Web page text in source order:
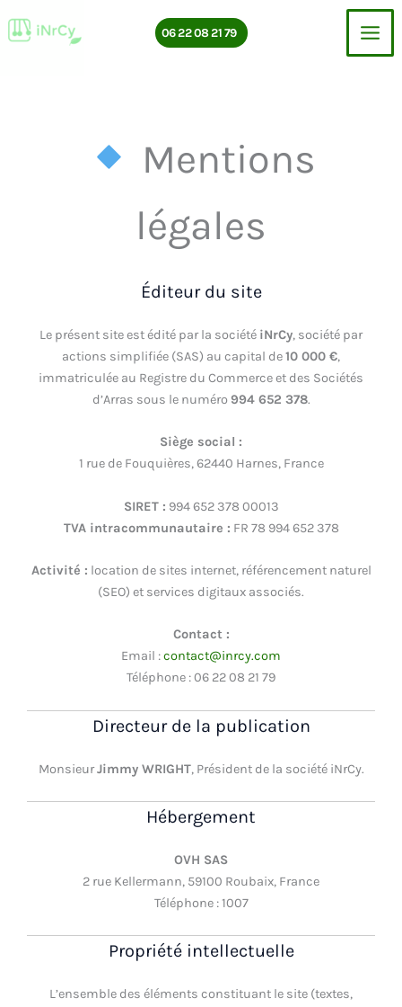
au
06 22 08 21 79
Mentions
légales
Éditeur du site
Le présent site est édité par la société iNrCy, société par
actions simplifiée (SAS) au capital de10 000 €,
immatriculée au Registre du Commerce et des Sociétés
d’Arras sous le numéro994 652 378.
Siège social :
1 rue de Fouquières, 62440 Harnes, France
SIRET : 994 652 378 00013
TVA intracommunautaire : FR 78 994 652 378
Activité : location de sites internet, référencement naturel
(SEO) et services digitaux associés.
Contact :
Email :contact@inrcy.com
Téléphone : 06 22 08 21 79
Directeur de la publication
MonsieurJimmy WRIGHT, Président de la société iNrCy.
Hébergement
OVH SAS
2 rue Kellermann, 59100 Roubaix, France
Téléphone : 1007
Propriété intellectuelle
L’ensemble des éléments constituant le site (textes,